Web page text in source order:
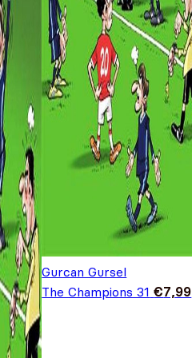
Gurcan Gursel
The Champions 31 €7,99